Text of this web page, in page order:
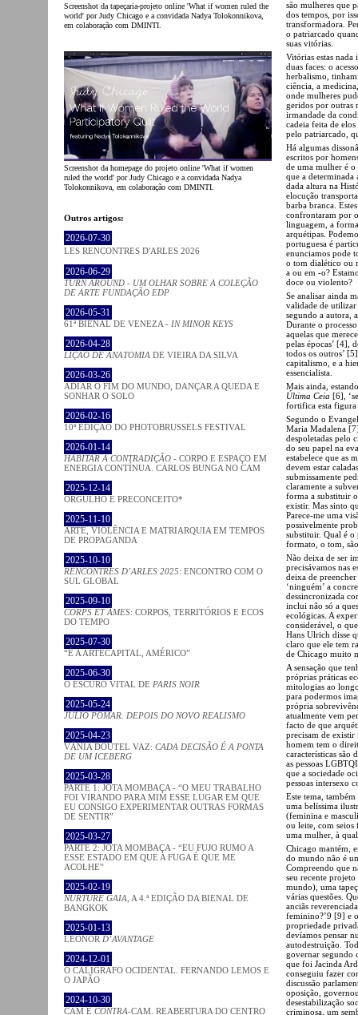
Screenshot da tapeçaria-projeto online 'What if women ruled the
world' por Judy Chicago e a convidada Nadya Tolokonnikova,
em colaboração com DMINTI.
Screenshot da homepage do projeto online 'What if women
ruled the world' por Judy Chicago e a convidada Nadya
Tolokonnikova, em colaboração com DMINTI.
Outros artigos:
2026-07-30
LES RENCONTRES D'ARLES 2026
2026-06-29
TURN AROUND - UM OLHAR SOBRE A COLEÇÃO
DE ARTE FUNDAÇÃO EDP
2026-05-31
61ª BIENAL DE VENEZA - IN MINOR KEYS
2026-04-28
LIÇÃO DE ANATOMIA DE VIEIRA DA SILVA
2026-03-26
ADIAR O FIM DO MUNDO, DANÇAR A QUEDA E
SONHAR O SOLO
2026-02-16
10ª EDIÇÃO DO PHOTOBRUSSELS FESTIVAL
2026-01-14
HABITAR A CONTRADIÇÃO - CORPO E ESPAÇO EM
ENERGIA CONTÍNUA. CARLOS BUNGA NO CAM
2025-12-14
ORGULHO E PRECONCEITO*
2025-11-10
ARTE, VIOLÊNCIA E MATRIARQUIA EM TEMPOS
DE PROPAGANDA
2025-10-10
RENCONTRES D’ARLES 2025: ENCONTRO COM O
SUL GLOBAL
2025-09-10
CORPS ET ÂMES: CORPOS, TERRITÓRIOS E ECOS
DO TEMPO
2025-07-30
“É A ARTECAPITAL, AMÉRICO”
2025-06-30
O ESCURO VITAL DE PARIS NOIR
2025-05-24
JÚLIO POMAR. DEPOIS DO NOVO REALISMO
2025-04-23
VÂNIA DOUTEL VAZ: CADA DECISÃO É A PONTA
DE UM ICEBERG
2025-03-28
PARTE 1: JOTA MOMBAÇA - “O MEU TRABALHO
FOI VIRANDO PARA MIM ESSE LUGAR EM QUE
EU CONSIGO EXPERIMENTAR OUTRAS FORMAS
DE SENTIR”
2025-03-27
PARTE 2: JOTA MOMBAÇA - “EU FUJO RUMO A
ESSE ESTADO EM QUE A FUGA É QUE ME
ACOLHE”
2025-02-19
NURTURE GAIA , A 4.ª EDIÇÃO DA BIENAL DE
BANGKOK
2025-01-13
LEONOR D’AVANTAGE
2024-12-01
O CALÍGRAFO OCIDENTAL. FERNANDO LEMOS E
O JAPÃO
2024-10-30
CAM E CONTRA-CAM. REABERTURA DO CENTRO
são mulheres que
dos tempos, por
transformadora.
o patriarcado
suas vitórias.
Vitórias estas
duas faces: o
herbalismo,
ciência, a
onde mulheres
geridos por outras
irmandade da
cadeia feita de
pelo patriarcado,
Há algumas
escritos por
de uma mulher é
que a
dada altura na
elocução
barba branca.
confrontaram por
linguagem, a
arquétipas.
portuguesa é
enunciamos pode
o tom dialético ou
a ou em -o?
doce ou violento?
Se analisar ainda
validade de
segundo a autora,
Durante o
aquelas que
pelas épocas’ [4],
todos os outros’
capitalismo, e a
essencialista.
Mais ainda,
Última Ceia [6],
fortifica esta figura
Segundo o
Maria Madalena
despoletadas pelo
do seu papel na
estabelece que as
devem estar
submissamente
claramente a
forma a substituir
existir. Mas sinto
Parece-me uma
possivelmente
substituir. Qual é
formato, o tom,
Não deixa de ser
precisávamos nas
deixa de
‘ninguém’ a
dessincronizada
inclui não só a
ecológicas. A
considerável, o
Hans Ulrich disse
claro que ele tem
de Chicago muito
A sensação que
próprias práticas
mitologias ao
para podermos
própria
atualmente vem
facto de que
precisam de
homem tem o
características são
as pessoas
que a sociedade
pessoas intersexo
Este tema,
uma belíssima
(feminina e
ou leite, com seios
uma mulher, à
Chicago mantém,
do mundo não é
Compreendo que
seu recente projeto
mundo), uma
várias questões.
anciãs
feminino?’9 [9] e
propriedade
devíamos pensar
autodestruição.
governar segundo
que foi Jacinda
conseguiu fazer
discussão
oposição,
desestabilização
criminosa, um